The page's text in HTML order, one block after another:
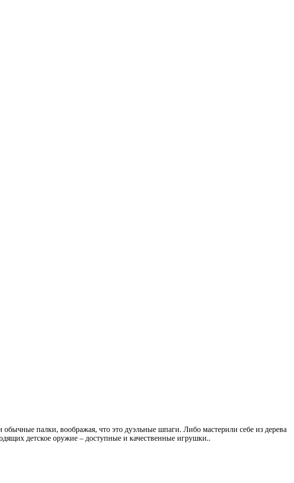
палки, воображая, что это дуэльные шпаги. Либо мастерили себе из дерева
детское оружие – доступные и качественные игрушки..